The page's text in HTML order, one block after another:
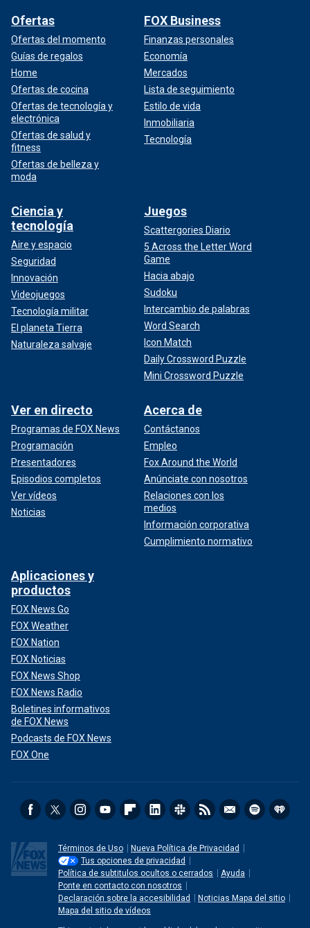
Ofertas
Ofertas del momento
Guías de regalos
Home
Ofertas de cocina
Ofertas de tecnología y
electrónica
Ofertas de salud y
fitness
Ofertas de belleza y
moda
FOX Business
Finanzas personales
Economía
Mercados
Lista de seguimiento
Estilo de vida
Inmobiliaria
Tecnología
Ciencia y
tecnología
Aire y espacio
Seguridad
Innovación
Videojuegos
Tecnología militar
El planeta Tierra
Naturaleza salvaje
Juegos
Scattergories Diario
5 Across the Letter Word
Game
Hacia abajo
Sudoku
Intercambio de palabras
Word Search
Icon Match
Daily Crossword Puzzle
Mini Crossword Puzzle
Ver en directo
Programas de FOX News
Programación
Presentadores
Episodios completos
Ver vídeos
Noticias
Acerca de
Contáctanos
Empleo
Fox Around the World
Anúnciate con nosotros
Relaciones con los
medios
Información corporativa
Cumplimiento normativo
Aplicaciones y
productos
FOX News Go
FOX Weather
FOX Nation
FOX Noticias
FOX News Shop
FOX News Radio
Boletines informativos
de FOX News
Podcasts de FOX News
FOX One
Términos de Uso
Nueva Política de Privacidad
Tus opciones de privacidad
Política de subtitulos ocultos o cerrados
Ayuda
Ponte en contacto con nosotros
Declaración sobre la accesibilidad
Noticias Mapa del sitio
Mapa del sitio de vídeos